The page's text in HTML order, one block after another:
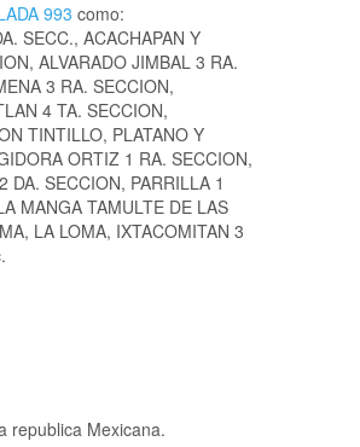
993 como:
SECC., ACACHAPAN Y
ALVARADO JIMBAL 3 RA.
3 RA. SECCION,
4 TA. SECCION,
TINTILLO, PLATANO Y
ORTIZ 1 RA. SECCION,
DA. SECCION, PARRILLA 1
MANGA TAMULTE DE LAS
LA LOMA, IXTACOMITAN 3
republica Mexicana.